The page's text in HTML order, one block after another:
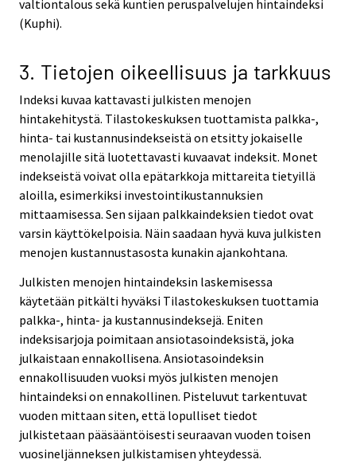
valtiontalous sekä kuntien peruspalvelujen hintaindeksi
(Kuphi).
3. Tietojen oikeellisuus ja tarkkuus
Indeksi kuvaa kattavasti julkisten menojen
hintakehitystä. Tilastokeskuksen tuottamista palkka-,
hinta- tai kustannusindekseistä on etsitty jokaiselle
menolajille sitä luotettavasti kuvaavat indeksit. Monet
indekseistä voivat olla epätarkkoja mittareita tietyillä
aloilla, esimerkiksi investointikustannuksien
mittaamisessa. Sen sijaan palkkaindeksien tiedot ovat
varsin käyttökelpoisia. Näin saadaan hyvä kuva julkisten
menojen kustannustasosta kunakin ajankohtana.
Julkisten menojen hintaindeksin laskemisessa
käytetään pitkälti hyväksi Tilastokeskuksen tuottamia
palkka-, hinta- ja kustannusindeksejä. Eniten
indeksisarjoja poimitaan ansiotasoindeksistä, joka
julkaistaan ennakollisena. Ansiotasoindeksin
ennakollisuuden vuoksi myös julkisten menojen
hintaindeksi on ennakollinen. Pisteluvut tarkentuvat
vuoden mittaan siten, että lopulliset tiedot
julkistetaan pääsääntöisesti seuraavan vuoden toisen
vuosineljänneksen julkistamisen yhteydessä.